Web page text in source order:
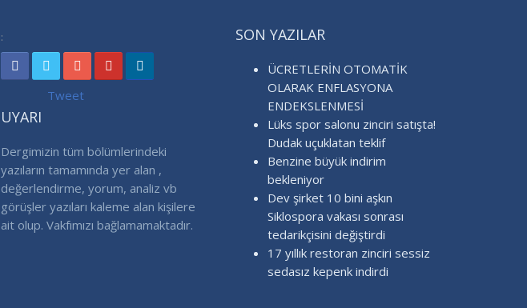
:
Tweet
UYARI
Dergimizin tüm bölümlerindeki
yazıların tamamında yer alan ,
değerlendirme, yorum, analiz vb
görüşler yazıları kaleme alan kişilere
ait olup. Vakfımızı bağlamamaktadır.
SON YAZILAR
ÜCRETLERİN OTOMATİK
OLARAK ENFLASYONA
ENDEKSLENMESİ
Lüks spor salonu zinciri satışta!
Dudak uçuklatan teklif
Benzine büyük indirim
bekleniyor
Dev şirket 10 bini aşkın
Siklospora vakası sonrası
tedarikçisini değiştirdi
17 yıllık restoran zinciri sessiz
sedasız kepenk indirdi